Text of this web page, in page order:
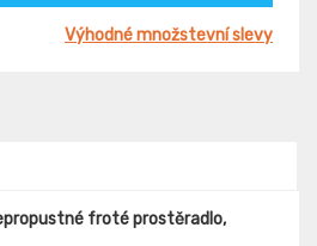
Výhodné množstevní slevy
froté prostěradlo,